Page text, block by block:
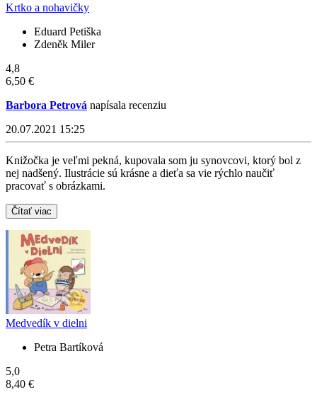
Krtko a nohavičky
Eduard Petiška
Zdeněk Miler
4,8
6,50 €
Barbora Petrová napísala recenziu
20.07.2021 15:25
Knižočka je veľmi pekná, kupovala som ju synovcovi, ktorý bol z
nej nadšený. Ilustrácie sú krásne a dieťa sa vie rýchlo naučiť
pracovať s obrázkami.
Čítať viac
Medvedík v dielni
Petra Bartíková
5,0
8,40 €